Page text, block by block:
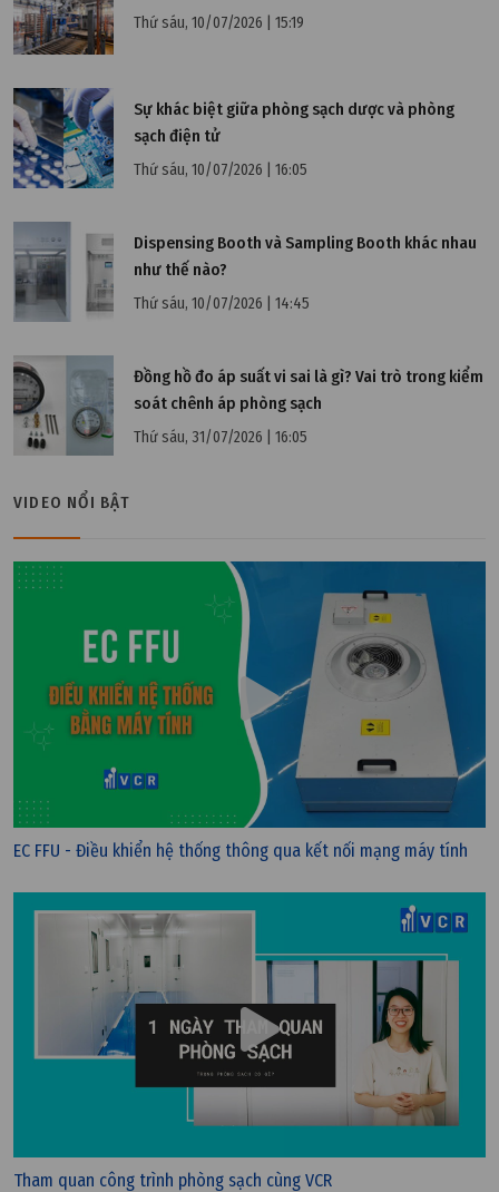
Thứ tư, 07/12/2022 | 11:15
Lọc thứ cấp là gì? Có những bộ lọc thứ cấp nào?
Chủ nhật, 27/11/2022 | 21:24
Tấm lọc thô: Phân loại và quy cách
Thứ sáu, 10/07/2026 | 15:19
Sự khác biệt giữa phòng sạch dược và phòng
sạch điện tử
Thứ sáu, 10/07/2026 | 16:05
Dispensing Booth và Sampling Booth khác nhau
như thế nào?
Thứ sáu, 10/07/2026 | 14:45
Đồng hồ đo áp suất vi sai là gì? Vai trò trong kiểm
soát chênh áp phòng sạch
Thứ sáu, 31/07/2026 | 16:05
VIDEO NỔI BẬT
EC FFU - Điều khiển hệ thống thông qua kết nối mạng máy tính
Tham quan công trình phòng sạch cùng VCR